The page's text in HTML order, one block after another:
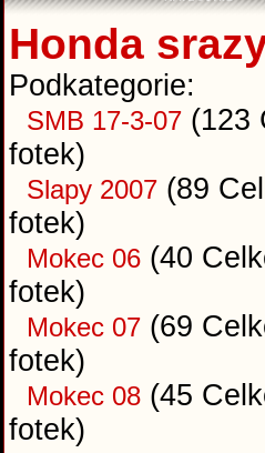
Honda
Podkategorie:
SMB 17-3-07 (123
fotek)
Slapy 2007 (89
fotek)
Mokec 06 (40
fotek)
Mokec 07 (69
fotek)
Mokec 08 (45
fotek)